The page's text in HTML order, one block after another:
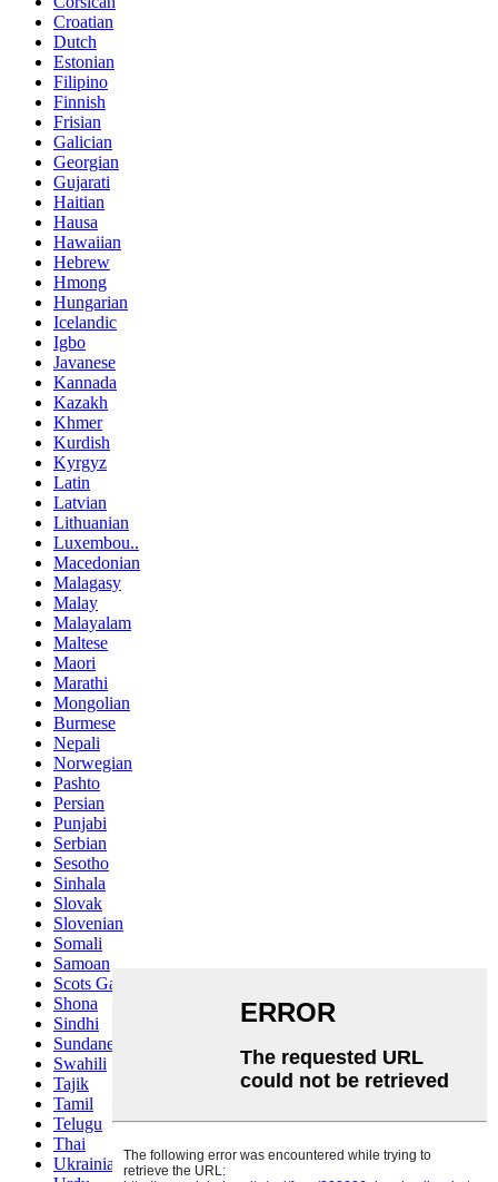
Croatian
Dutch
Estonian
Filipino
Finnish
Frisian
Galician
Georgian
Gujarati
Haitian
Hausa
Hawaiian
Hebrew
Hmong
Hungarian
Icelandic
Igbo
Javanese
Kannada
Kazakh
Khmer
Kurdish
Kyrgyz
Latin
Latvian
Lithuanian
Luxembou..
Macedonian
Malagasy
Malay
Malayalam
Maltese
Maori
Marathi
Mongolian
Burmese
Nepali
Norwegian
Pashto
Persian
Punjabi
Serbian
Sesotho
Sinhala
Slovak
Slovenian
Somali
Samoan
Scots Gaelic
Shona
Sindhi
Sundanese
Swahili
Tajik
Tamil
Telugu
Thai
Ukrainian